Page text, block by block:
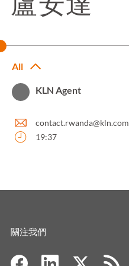
All
KLN Agent
contact.rwanda@kln.com
19:37
關注我們